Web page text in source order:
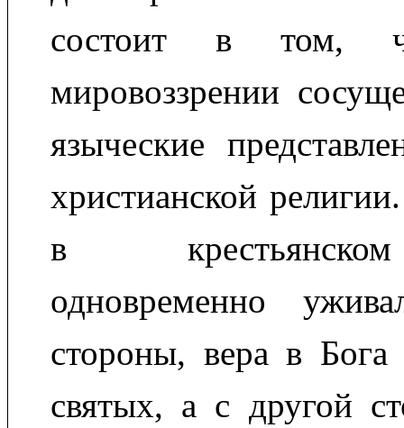
состоит в том,
мировоззрении
языческие
христианской
в
одновременно
стороны, вера в Бога
святых, а с другой